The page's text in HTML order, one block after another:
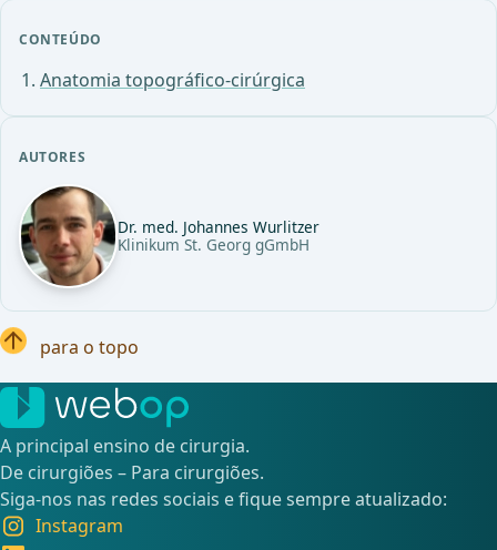
CONTEÚDO
Anatomia topográfico-cirúrgica
AUTORES
Dr. med. Johannes Wurlitzer
Klinikum St. Georg gGmbH
para o topo
A principal ensino de cirurgia.
De cirurgiões – Para cirurgiões.
Siga-nos nas redes sociais e fique sempre atualizado:
Instagram